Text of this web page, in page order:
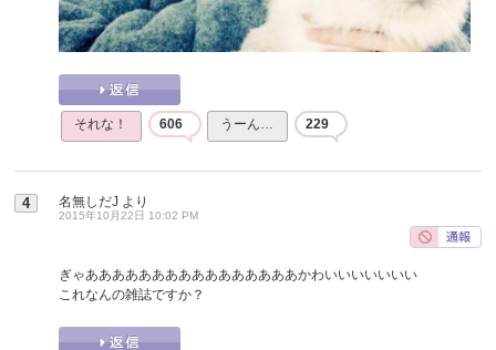
それな！ 606 うーん… 229
4 名無しだJ より
2015年10月22日 10:02 PM
ぎゃああああああああああああああああかわいいいいいいい
これなんの雑誌ですか？